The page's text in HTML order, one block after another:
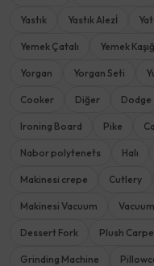
Yastık Yastık Alezİ
Yemek Çatalı Yemek
Yorgan Yorgan Seti
Cooker Diğer Dodge
Ironing Board Pike
Nabor polytenets Halı
Makinesi crepe Cutlery
Makinesi Vacuum
Dessert Fork Plush
Grinding Machine